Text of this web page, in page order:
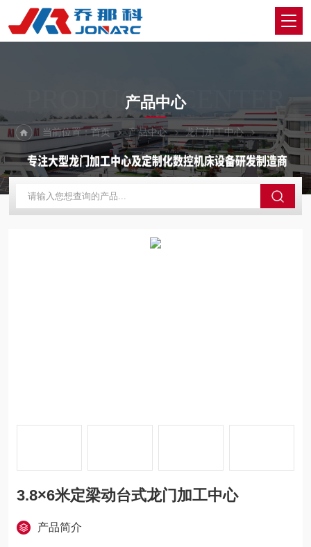
PRODUCTS CENTER
产品中心
当前位置：首页 产品中心 龙门加工中心 定梁动台
3.8×6米定梁动台式龙门加工中心
产品简介